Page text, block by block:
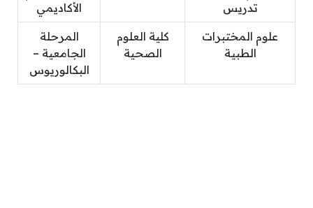
تدريس
الأكاديمي
علوم المختبرات
الطبية
كلية العلوم
الصحية
المرحلة
الجامعية –
البكالوريوس